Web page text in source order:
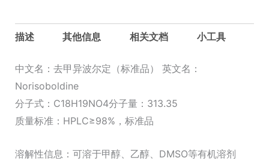
准
数
量
描述 其他信息 相关文档 小工具
中文名：去甲异波尔定（标准品） 英文名：
Norisoboldine
分子式：C18H19NO4分子量：313.35
质量标准：HPLC≥98%，标准品
溶解性信息：可溶于甲醇、乙醇、DMSO等有机溶剂